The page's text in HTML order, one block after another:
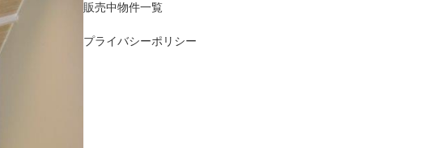
販売中物件一覧
プライバシーポリシー